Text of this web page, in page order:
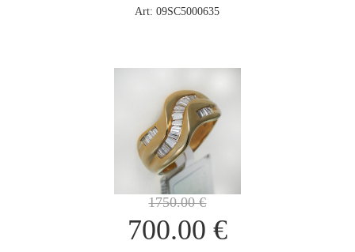
Art: 09SC5000635
1750.00€
700.00 €